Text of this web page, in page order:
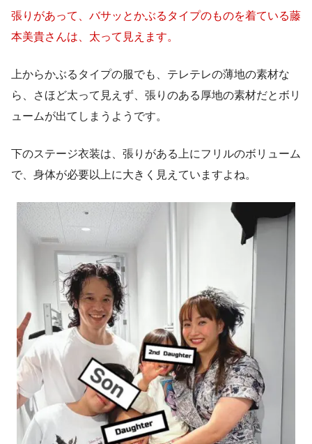
張りがあって、バサッとかぶるタイプのものを着ている藤
本美貴さんは、太って見えます。
上からかぶるタイプの服でも、テレテレの薄地の素材な
ら、さほど太って見えず、張りのある厚地の素材だとボリ
ュームが出てしまうようです。
下のステージ衣装は、張りがある上にフリルのボリューム
で、身体が必要以上に大きく見えていますよね。